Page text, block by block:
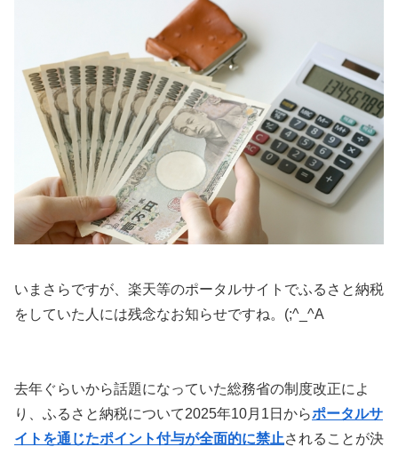
いまさらですが、楽天等のポータルサイトでふるさと納税
をしていた人には残念なお知らせですね。(;^_^A
去年ぐらいから話題になっていた総務省の制度改正によ
り、ふるさと納税について2025年10月1日からポータルサ
イトを通じたポイント付与が全面的に禁止されることが決